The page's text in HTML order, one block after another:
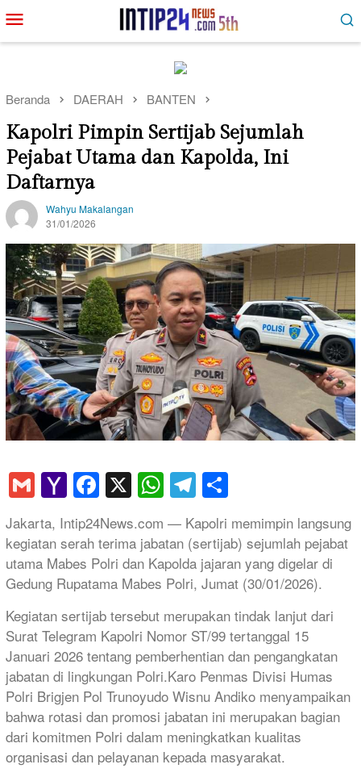
ke
kontenMobile
Beranda DAERAH BANTEN
Kapolri Pimpin Sertijab Sejumlah
Pejabat Utama dan Kapolda, Ini
Daftarnya
Wahyu Makalangan
31/01/2026
GmailYahoo
Mail
Facebook
X WhatsApp
Telegram
Jakarta, Intip24News.com — Kapolri memimpin langsung
kegiatan serah terima jabatan (sertijab) sejumlah pejabat
utama Mabes Polri dan Kapolda jajaran yang digelar di
Gedung Rupatama Mabes Polri, Jumat (30/01/2026).
Kegiatan sertijab tersebut merupakan tindak lanjut dari
Surat Telegram Kapolri Nomor ST/99 tertanggal 15
Januari 2026 tentang pemberhentian dan pengangkatan
jabatan di lingkungan Polri.Karo Penmas Divisi Humas
Polri Brigjen Pol Trunoyudo Wisnu Andiko menyampaikan
bahwa rotasi dan promosi jabatan ini merupakan bagian
dari komitmen Polri dalam meningkatkan kualitas
organisasi dan pelayanan kepada masyarakat.